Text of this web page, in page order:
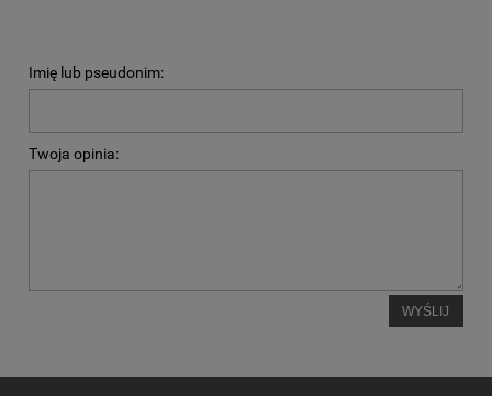
Imię lub pseudonim:
Twoja opinia:
WYŚLIJ